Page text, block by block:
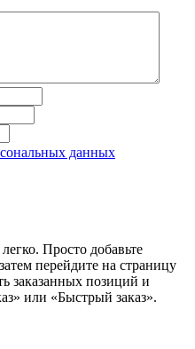
данных
Просто добавьте
перейдите на страницу
заказанных позиций и
или «Быстрый заказ».